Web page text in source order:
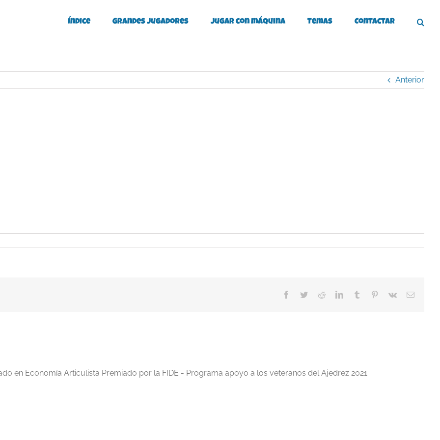
Índice Grandes Jugadores Jugar con máquina Temas Contactar
Anterior
Facebook
TwitterRedditLinkedInTumblr Pinterest
Vk
Correo
en Economía Articulista Premiado por la FIDE - Programa apoyo a los veteranos del Ajedrez 2021